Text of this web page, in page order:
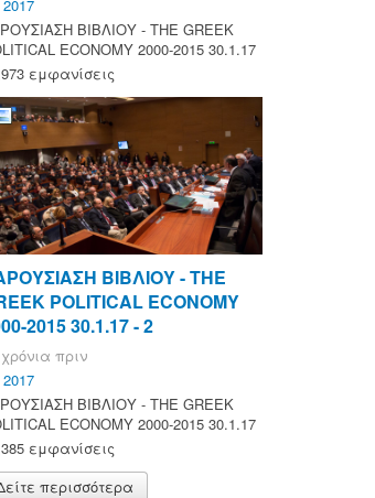
2017
ΒΙΒΛΙΟΥ - ΤΗΕ GREEK
ECONOMY 2000-2015 30.1.17
εμφανίσεις
ΒΙΒΛΙΟΥ - ΤΗΕ
POLITICAL ECONOMY
2015 30.1.17 - 2
πριν
2017
ΒΙΒΛΙΟΥ - ΤΗΕ GREEK
ECONOMY 2000-2015 30.1.17
εμφανίσεις
περισσότερα